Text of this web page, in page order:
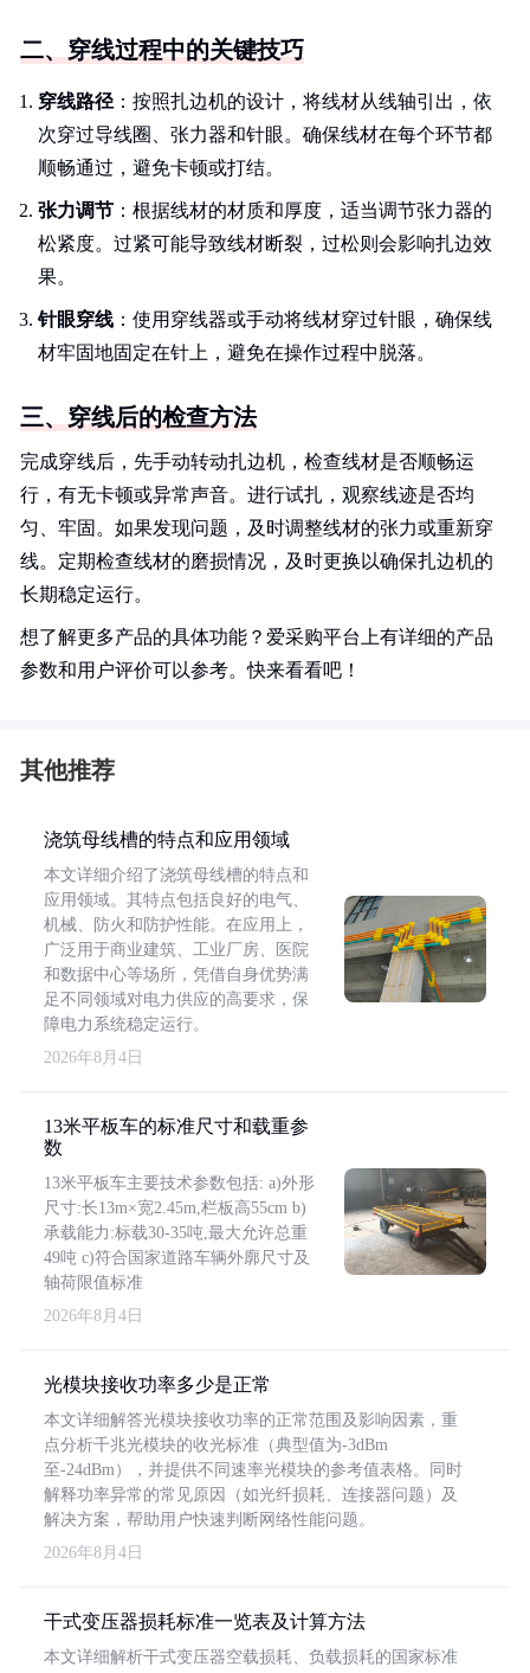
二、穿线过程中的关键技巧
穿线路径 ：按照扎边机的设计，将线材从线轴引出，依
次穿过导线圈、张力器和针眼。确保线材在每个环节都
顺畅通过，避免卡顿或打结。
张力调节 ：根据线材的材质和厚度，适当调节张力器的
松紧度。过紧可能导致线材断裂，过松则会影响扎边效
果。
针眼穿线 ：使用穿线器或手动将线材穿过针眼，确保线
材牢固地固定在针上，避免在操作过程中脱落。
三、穿线后的检查方法
完成穿线后，先手动转动扎边机，检查线材是否顺畅运
行，有无卡顿或异常声音。进行试扎，观察线迹是否均
匀、牢固。如果发现问题，及时调整线材的张力或重新穿
线。定期检查线材的磨损情况，及时更换以确保扎边机的
长期稳定运行。
想了解更多产品的具体功能？爱采购平台上有详细的产品
参数和用户评价可以参考。快来看看吧！
其他推荐
浇筑母线槽的特点和应用领域
本文详细介绍了浇筑母线槽的特点和
应用领域。其特点包括良好的电气、
机械、防火和防护性能。在应用上，
广泛用于商业建筑、工业厂房、医院
和数据中心等场所，凭借自身优势满
足不同领域对电力供应的高要求，保
障电力系统稳定运行。
2026年8月4日
13米平板车的标准尺寸和载重参
数
13米平板车主要技术参数包括: a)外形
尺寸:长13m×宽2.45m,栏板高55cm b)
承载能力:标载30-35吨,最大允许总重
49吨 c)符合国家道路车辆外廓尺寸及
轴荷限值标准
2026年8月4日
光模块接收功率多少是正常
本文详细解答光模块接收功率的正常范围及影响因素，重
点分析千兆光模块的收光标准（典型值为-3dBm
至-24dBm），并提供不同速率光模块的参考值表格。同时
解释功率异常的常见原因（如光纤损耗、连接器问题）及
解决方案，帮助用户快速判断网络性能问题。
2026年8月4日
干式变压器损耗标准一览表及计算方法
本文详细解析干式变压器空载损耗、负载损耗的国家标准